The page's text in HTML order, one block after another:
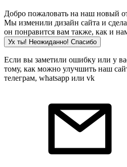
Добро пожаловать на наш новый
Мы изменили дизайн сайта и
он понравится вам также, как и
Ух ты! Неожиданно! Cпасибо
Если вы заметили ошибку или у
тому, как можно улучшить наш
телеграм, whatsapp или vk